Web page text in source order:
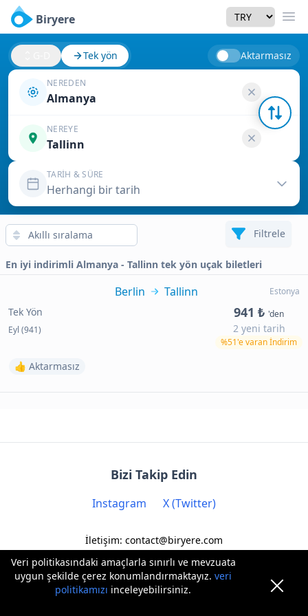
Veri politikasındaki amaçlarla sınırlı ve mevzuata
uygun şekilde çerez konumlandırmaktayız.veri
politikamızı inceleyebilirsiniz.
Biryere Currency
Tek yön Aktarmasız
NEREDEN
Almanya
NEREYE
Tallinn
TARIH & SÜRE
Herhangi bir tarih
Filtrele
En iyi indirimli Almanya - Tallinn tek yön uçak biletleri
Estonya
Berlin Tallinn
Tek Yön
Eyl (941)
941 ₺ 'den
2 yeni tarih
%51'e varan İndirim
👍 Aktarmasız
Bizi Takip Edin
Instagram X (Twitter)
İletişim: contact@biryere.com